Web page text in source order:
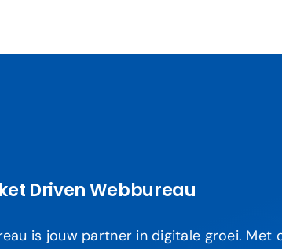
Driven Webbureau
is jouw partner in digitale groei. Met